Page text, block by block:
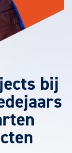
bij